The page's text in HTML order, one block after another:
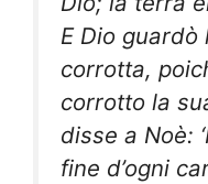
E Dio
corrotta,
corrotto la
disse a Noè:
fine d’ogni